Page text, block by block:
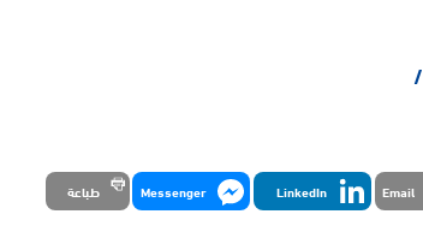
Email
LinkedIn
Messenger طباعة